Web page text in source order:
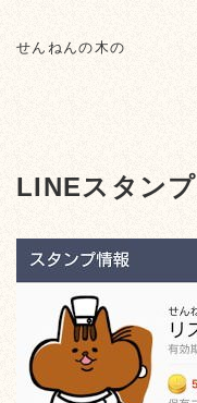
せんねんの木の
LINEスタンプ